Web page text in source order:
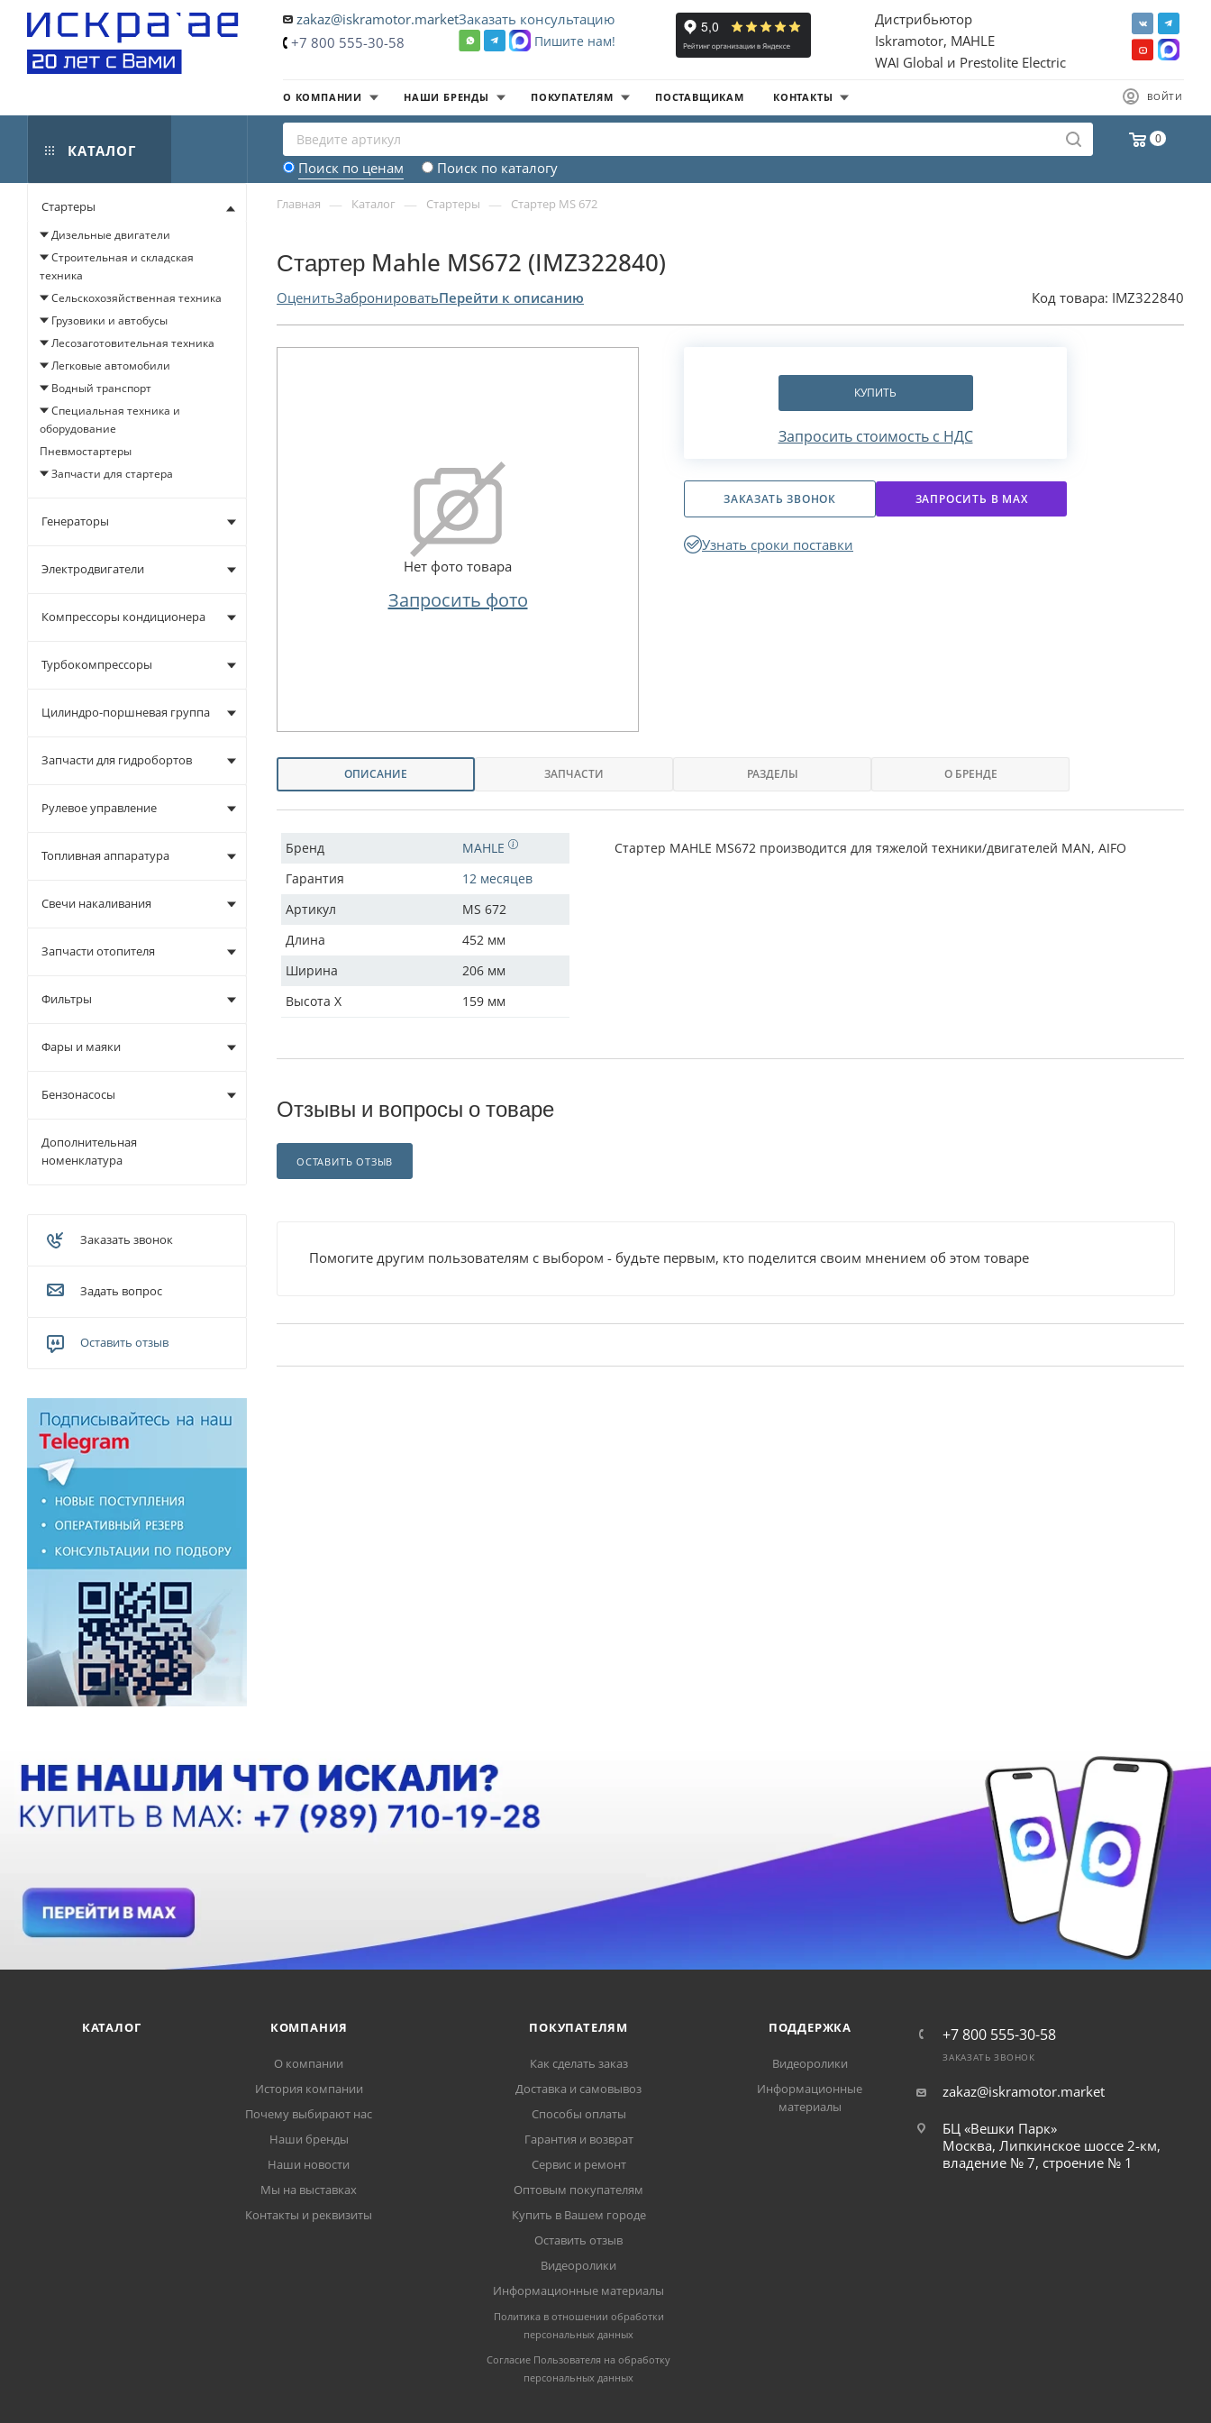
zakaz@iskramotor.market
+7 800 555-30-58
Заказать консультацию
Пишите нам!
Дистрибьютор
Iskramotor, MAHLE
WAI Global и Prestolite Electric
ВОЙТИ
О КОМПАНИИ НАШИ БРЕНДЫ ПОКУПАТЕЛЯМ ПОСТАВЩИКАМ КОНТАКТЫ
0
КАТАЛОГ
Поиск по ценам Поиск по каталогу
Главная — Каталог — Стартеры — Стартер MS 672
Стартер Mahle MS672 (IMZ322840)
ОценитьЗабронироватьПерейти к описанию Код товара: IMZ322840
Нет фото товара
Запросить фото
КУПИТЬ
Запросить стоимость с НДС
ЗАКАЗАТЬ ЗВОНОК ЗАПРОСИТЬ В МАХ
Узнать сроки поставки
ОПИСАНИЕ ЗАПЧАСТИ РАЗДЕЛЫ О БРЕНДЕ
Бренд
MAHLE
Гарантия
12 месяцев
Артикул
MS 672
Длина
452 мм
Ширина
206 мм
Высота X
159 мм
Стартер MAHLE MS672 производится для тяжелой техники/двигателей MAN, AIFO
Отзывы и вопросы о товаре
ОСТАВИТЬ ОТЗЫВ
Помогите другим пользователям с выбором - будьте первым, кто поделится своим мнением об этом товаре
Стартеры
Дизельные двигатели
Строительная и складская
техника
Сельскохозяйственная техника
Грузовики и автобусы
Лесозаготовительная техника
Легковые автомобили
Водный транспорт
Специальная техника и
оборудование
Пневмостартеры
Запчасти для стартера
Генераторы
Электродвигатели
Компрессоры кондиционера
Турбокомпрессоры
Цилиндро-поршневая группа
Запчасти для гидробортов
Рулевое управление
Топливная аппаратура
Свечи накаливания
Запчасти отопителя
Фильтры
Фары и маяки
Бензонасосы
Дополнительная
номенклатура
Заказать звонок
Задать вопрос
Оставить отзыв
КАТАЛОГ КОМПАНИЯ
О компании
История компании
Почему выбирают нас
Наши бренды
Наши новости
Мы на выставках
Контакты и реквизиты
ПОКУПАТЕЛЯМ
Как сделать заказ
Доставка и самовывоз
Способы оплаты
Гарантия и возврат
Сервис и ремонт
Оптовым покупателям
Купить в Вашем городе
Оставить отзыв
Видеоролики
Информационные материалы
Политика в отношении обработки
персональных данных
Согласие Пользователя на обработку
персональных данных
ПОДДЕРЖКА
Видеоролики
Информационные
материалы
+7 800 555-30-58
ЗАКАЗАТЬ ЗВОНОК
zakaz@iskramotor.market
БЦ «Вешки Парк»
Москва, Липкинское шоссе 2-км,
владение № 7, строение № 1